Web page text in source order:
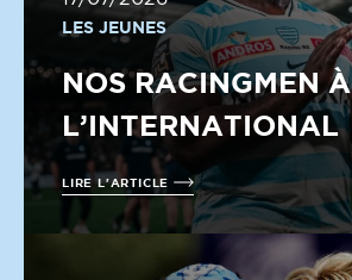
LES JEUNES
NOS RACINGMEN À
L’INTERNATIONAL
LIRE L'ARTICLE